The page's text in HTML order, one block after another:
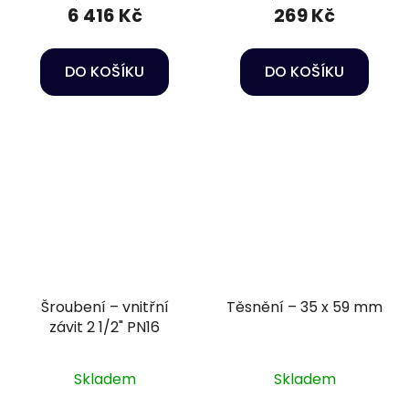
6 416 Kč
DO KOŠÍKU
269 Kč
DO KOŠÍKU
Šroubení – vnitřní
závit 2 1/2" PN16
Skladem
Těsnění – 35 x 59 mm
Skladem